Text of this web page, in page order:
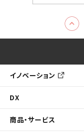
イノベーション
DX
商品・サービス